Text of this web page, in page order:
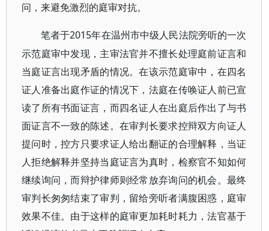
问，来避免激烈的庭审对抗。
笔者于2015年在温州市中级人民法院旁听的一次
示范庭审中发现，主审法官并不擅长处理庭前证言和
当庭证言出现矛盾的情况。在该示范庭审中，在四名
证人准备出庭作证的情况下，法庭在传唤证人前已宣
读了所有书面证言，而四名证人在出庭后作出了与书
面证言不一致的陈述。在审判长要求控辩双方向证人
提问时，控方只要求证人给出翻证的合理解释，当证
人拒绝解释并坚持当庭证言为真时，检察官不知如何
继续询问，而辩护律师则经常放弃询问的机会。最终
审判长匆匆结束了审判，留给旁听者满腹困惑，庭审
效果不佳。由于这样的庭审更加耗时耗力，法官基于